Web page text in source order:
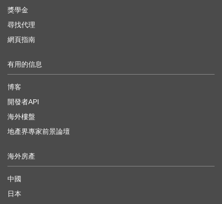
獎學金
尋找代理
網頁指南
有用的信息
博客
開發者API
海外樓盤
地產界專家前景論壇
海外房產
中國
日本